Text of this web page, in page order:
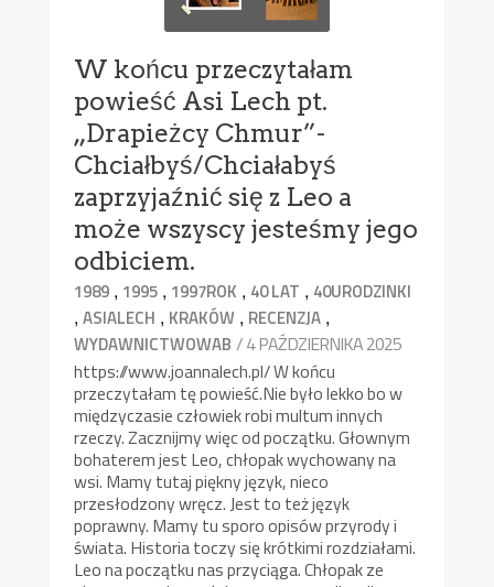
W końcu przeczytałam
powieść Asi Lech pt.
„Drapieżcy Chmur”-
Chciałbyś/Chciałabyś
zaprzyjaźnić się z Leo a
może wszyscy jesteśmy jego
odbiciem.
1989 , 1995 , 1997ROK , 40 LAT , 40URODZINKI
,ASIALECH , KRAKÓW , RECENZJA ,
WYDAWNICTWOWAB / 4 PAŹDZIERNIKA 2025
https://www.joannalech.pl/ W końcu
przeczytałam tę powieść.Nie było lekko bo w
międzyczasie człowiek robi multum innych
rzeczy. Zacznijmy więc od początku. Głownym
bohaterem jest Leo, chłopak wychowany na
wsi. Mamy tutaj piękny język, nieco
przesłodzony wręcz. Jest to też język
poprawny. Mamy tu sporo opisów przyrody i
świata. Historia toczy się krótkimi rozdziałami.
Leo na początku nas przyciąga. Chłopak ze